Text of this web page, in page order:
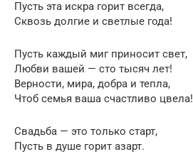
Пусть эта искра горит всегда,
Сквозь долгие и светлые года!
Пусть каждый миг приносит свет,
Любви вашей — сто тысяч лет!
Верности, мира, добра и тепла,
Чтоб семья ваша счастливо цвела!
Свадьба — это только старт,
Пусть в душе горит азарт.